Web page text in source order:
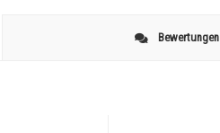
Bewertungen